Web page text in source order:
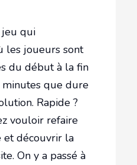
jeu qui
les joueurs sont
du début à la fin
que dure
Rapide ?
vouloir refaire
et découvrir la
On y a passé à